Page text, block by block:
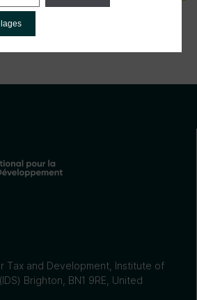
Tax and Development, Institute of
Brighton, BN1 9RE, United